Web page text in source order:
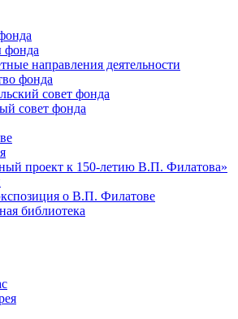
фонда
направления деятельности
фонда
совет фонда
совет фонда
проект к 150-летию В.П. Филатова»
о В.П. Филатове
библиотека